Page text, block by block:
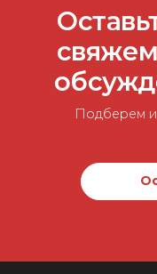
Подберем